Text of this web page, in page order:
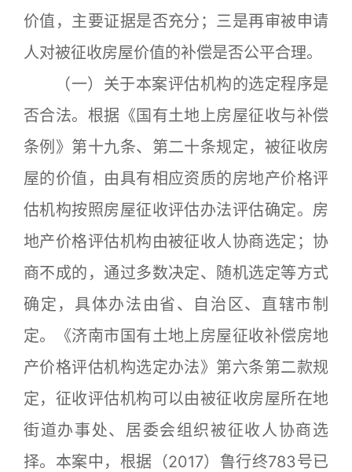
价值，主要证据是否充分；三是再审被申请
人对被征收房屋价值的补偿是否公平合理。
（一）关于本案评估机构的选定程序是
否合法。根据《国有土地上房屋征收与补偿
条例》第十九条、第二十条规定，被征收房
屋的价值，由具有相应资质的房地产价格评
估机构按照房屋征收评估办法评估确定。房
地产价格评估机构由被征收人协商选定；协
商不成的，通过多数决定、随机选定等方式
确定，具体办法由省、自治区、直辖市制
定。《济南市国有土地上房屋征收补偿房地
产价格评估机构选定办法》第六条第二款规
定，征收评估机构可以由被征收房屋所在地
街道办事处、居委会组织被征收人协商选
择。本案中，根据（2017）鲁行终783号已